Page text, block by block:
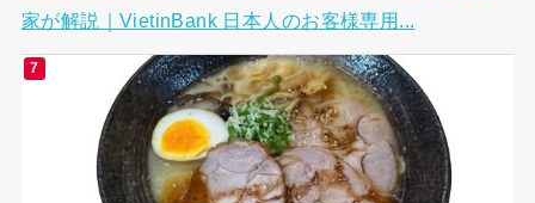
家が解説｜VietinBank 日本人のお客様専用...